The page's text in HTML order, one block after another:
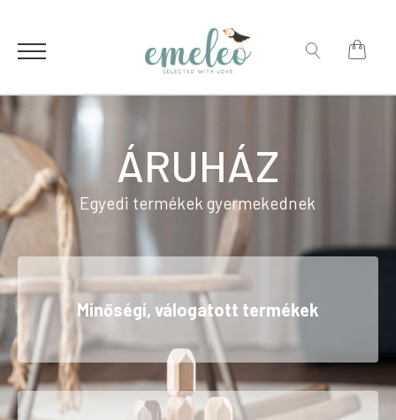
ÁRUHÁZ
Egyedi termékek gyermekednek
Minőségi, válogatott termékek